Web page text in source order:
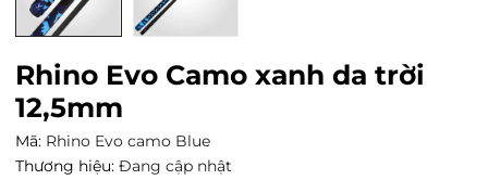
Rhino Evo Camo xanh da trời
12,5mm
Mã: Rhino Evo camo Blue
Thương hiệu: Đang cập nhật